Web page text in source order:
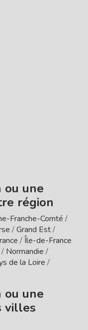
ou une
région
Franche-Comté /
/Grand Est/
/Île-de-France
/ Normandie /
de la Loire /
ou une
villes